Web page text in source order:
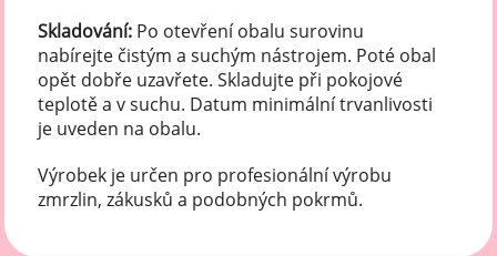
Skladování: Po otevření obalu surovinu
nabírejte čistým a suchým nástrojem. Poté obal
opět dobře uzavřete. Skladujte při pokojové
teplotě a v suchu. Datum minimální trvanlivosti
je uveden na obalu.
Výrobek je určen pro profesionální výrobu
zmrzlin, zákusků a podobných pokrmů.